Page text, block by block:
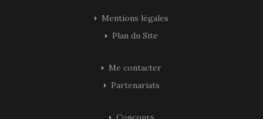
Mentions légales
Plan du Site
Me contacter
Partenariats